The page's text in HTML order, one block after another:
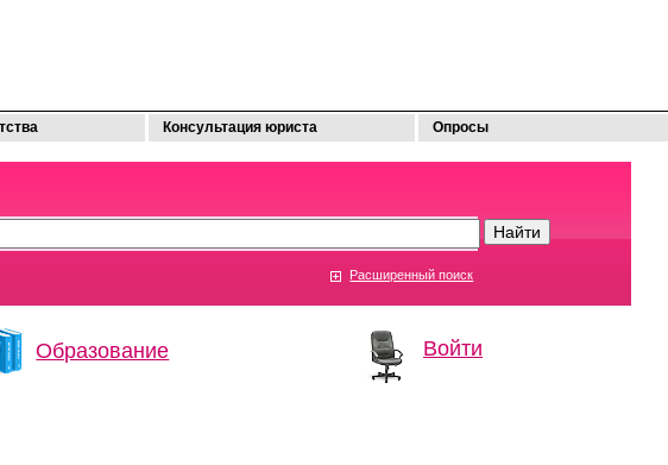
Консультация юриста Опросы
Расширенный поиск
Образование Войти